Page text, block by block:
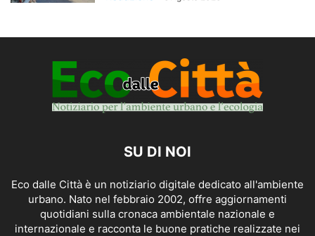
SU DI NOI
Eco dalle Città è un notiziario digitale dedicato all'ambiente
urbano. Nato nel febbraio 2002, offre aggiornamenti
quotidiani sulla cronaca ambientale nazionale e
internazionale e racconta le buone pratiche realizzate nei